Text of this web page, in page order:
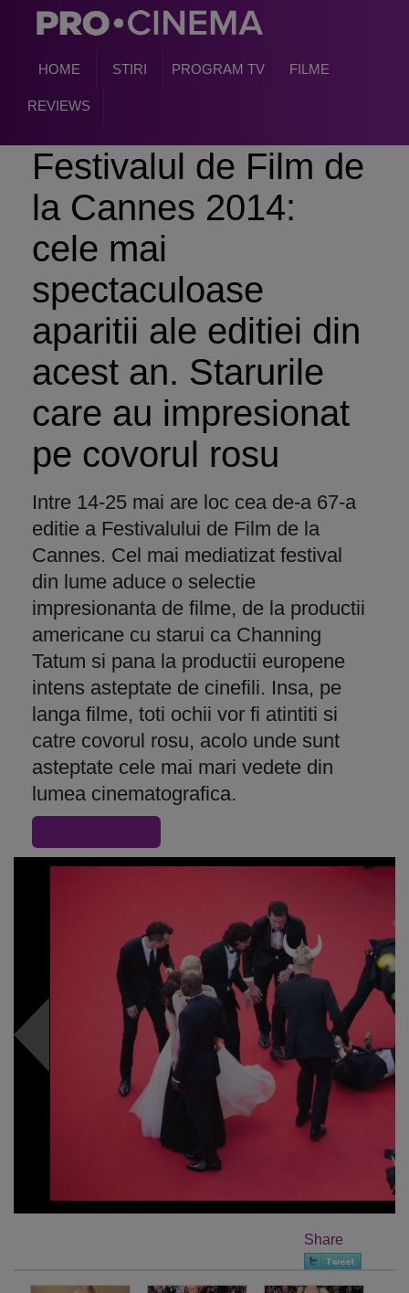
HOME STIRI PROGRAM TV FILME
REVIEWS
Festivalul de Film de
la Cannes 2014:
cele mai
spectaculoase
aparitii ale editiei din
acest an. Starurile
care au impresionat
pe covorul rosu
Intre 14-25 mai are loc cea de-a 67-a
editie a Festivalului de Film de la
Cannes. Cel mai mediatizat festival
din lume aduce o selectie
impresionanta de filme, de la productii
americane cu starui ca Channing
Tatum si pana la productii europene
intens asteptate de cinefili. Insa, pe
langa filme, toti ochii vor fi atintiti si
catre covorul rosu, acolo unde sunt
asteptate cele mai mari vedete din
lumea cinematografica.
Share